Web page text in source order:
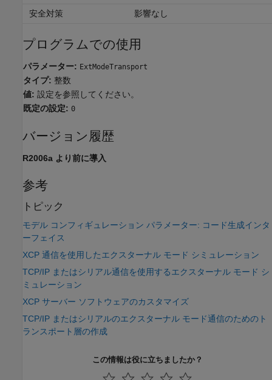
安全対策
影響なし
プログラムでの使用
パラメーター: ExtModeTransport
タイプ: 整数
値: 設定を参照してください。
既定の設定: 0
バージョン履歴
R2006a より前に導入
参考
トピック
モデル コンフィギュレーション パラメーター: コード生成インタ
ーフェイス
XCP 通信を使用したエクスターナル モード シミュレーション
TCP/IP またはシリアル通信を使用するエクスターナル モード シ
ミュレーション
XCP サーバー ソフトウェアのカスタマイズ
TCP/IP またはシリアルのエクスターナル モード通信のためのト
ランスポート層の作成
この情報は役に立ちましたか？